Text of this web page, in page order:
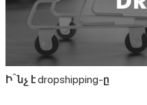
Ի՞նչ է dropshipping-ը